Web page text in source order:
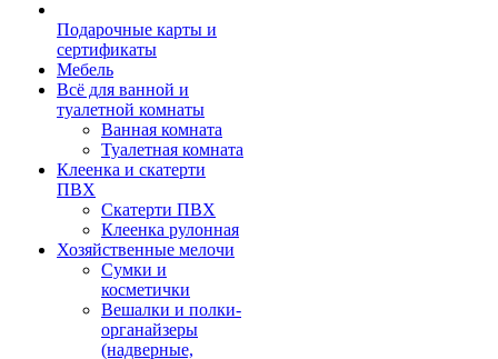
Подарочные карты и
сертификаты
Мебель
Всё для ванной и
туалетной комнаты
Ванная комната
Туалетная комната
Клеенка и скатерти
ПВХ
Скатерти ПВХ
Клеенка рулонная
Хозяйственные мелочи
Сумки и
косметички
Вешалки и полки-
органайзеры
(надверные,